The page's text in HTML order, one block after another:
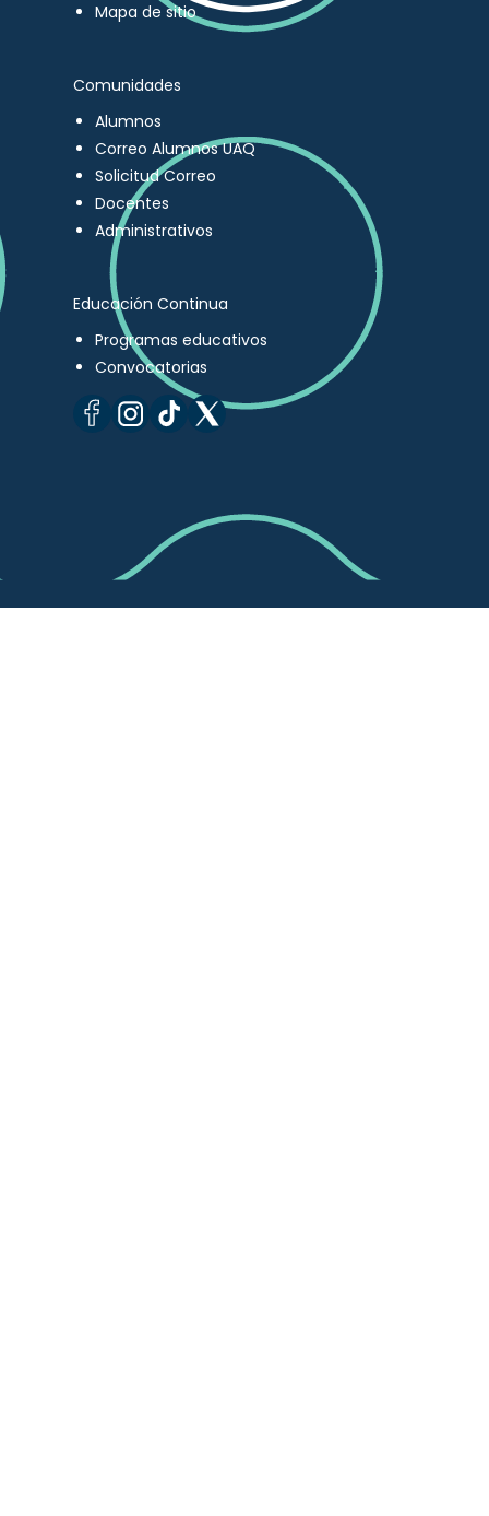
Mapa de sitio
Comunidades
Alumnos
Correo Alumnos UAQ
Solicitud Correo
Docentes
Administrativos
Educación Continua
Programas educativos
Convocatorias